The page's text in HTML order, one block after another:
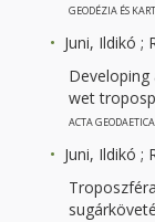
GEODÉZIA ÉS
Juni, Ildikó ;
wet
ACTA
Juni, Ildikó ;